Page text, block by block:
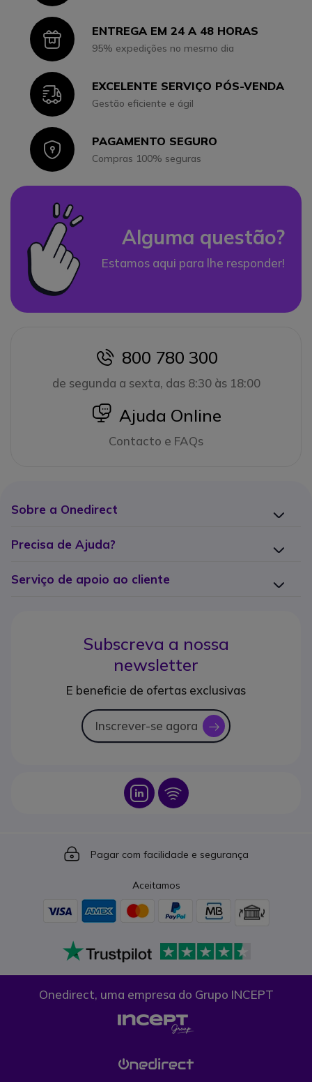
IconENTREGA EM 24 A 48 HORAS
95% expedições no mesmo dia
IconEXCELENTE SERVIÇO PÓS-VENDA
Gestão eficiente e ágil
IconPAGAMENTO SEGURO
Compras 100% seguras
Alguma questão?
Estamos aqui para lhe responder!
icon
800 780 300
de segunda a sexta, das 8:30 às 18:00
icon
Ajuda Online
Contacto e FAQs
Sobre a Onedirect
Precisa de Ajuda?
Serviço de apoio ao cliente
Subscreva a nossa
newsletter
E beneficie de ofertas exclusivas
Inscrever-se agora icon
Icon Icon
Icon
Pagar com facilidade e segurança
Aceitamos
Onedirect, uma empresa do Grupo INCEPT